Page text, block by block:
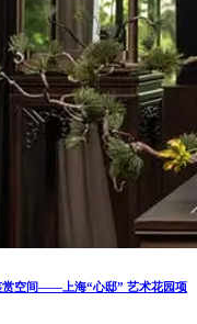
赏空间——上海“心邸” 艺术花园项